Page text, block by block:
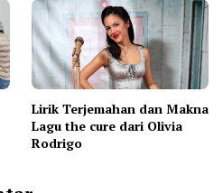
Lirik Terjemahan dan Makna
Lagu the cure dari Olivia
Rodrigo